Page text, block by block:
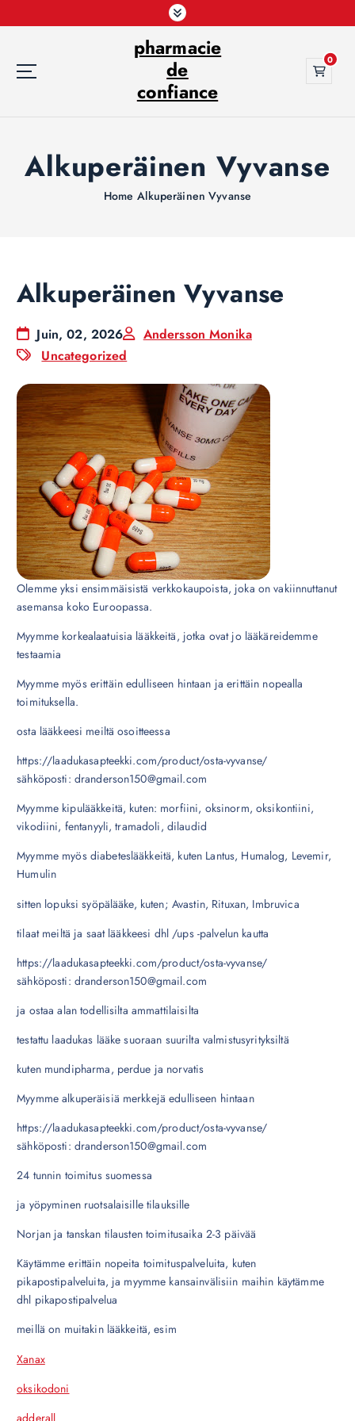
k
pharmacie
de
confiance
0
Alkuperäinen Vyvanse
Home Alkuperäinen Vyvanse
Alkuperäinen Vyvanse
Juin, 02, 2026
Andersson Monika
Uncategorized
Olemme yksi ensimmäisistä verkkokaupoista, joka on vakiinnuttanut
asemansa koko Euroopassa.
Myymme korkealaatuisia lääkkeitä, jotka ovat jo lääkäreidemme
testaamia
Myymme myös erittäin edulliseen hintaan ja erittäin nopealla
toimituksella.
osta lääkkeesi meiltä osoitteessa
https://laadukasapteekki.com/product/osta-vyvanse/
sähköposti: dranderson150@gmail.com
Myymme kipulääkkeitä, kuten: morfiini, oksinorm, oksikontiini,
vikodiini, fentanyyli, tramadoli, dilaudid
Myymme myös diabeteslääkkeitä, kuten Lantus, Humalog, Levemir,
Humulin
sitten lopuksi syöpälääke, kuten; Avastin, Rituxan, Imbruvica
tilaat meiltä ja saat lääkkeesi dhl /ups -palvelun kautta
https://laadukasapteekki.com/product/osta-vyvanse/
sähköposti: dranderson150@gmail.com
ja ostaa alan todellisilta ammattilaisilta
testattu laadukas lääke suoraan suurilta valmistusyrityksiltä
kuten mundipharma, perdue ja norvatis
Myymme alkuperäisiä merkkejä edulliseen hintaan
https://laadukasapteekki.com/product/osta-vyvanse/
sähköposti: dranderson150@gmail.com
24 tunnin toimitus suomessa
ja yöpyminen ruotsalaisille tilauksille
Norjan ja tanskan tilausten toimitusaika 2-3 päivää
Käytämme erittäin nopeita toimituspalveluita, kuten
pikapostipalveluita, ja myymme kansainvälisiin maihin käytämme
dhl pikapostipalvelua
meillä on muitakin lääkkeitä, esim
Xanax
oksikodoni
adderall